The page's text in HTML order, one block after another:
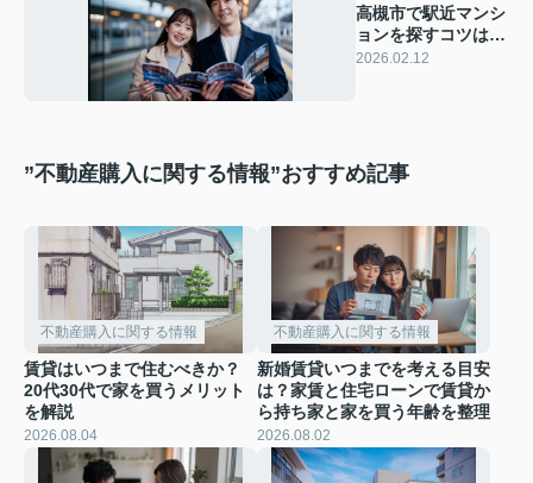
高槻市で駅近マンシ
ョンを探すコツは？
マンション購入時の
2026.02.12
”不動産購入に関する情報”おすすめ記事
不動産購入に関する情報
賃貸はいつまで住むべきか？
20代30代で家を買うメリット
を解説
2026.08.04
不動産購入に関する情報
新婚賃貸いつまでを考える目安
は？家賃と住宅ローンで賃貸か
ら持ち家と家を買う年齢を整理
2026.08.02